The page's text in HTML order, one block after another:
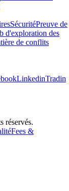
SécuritéPreuve de
d'exploration des
de conflits
LinkedinTradin
réservés.
Fees &